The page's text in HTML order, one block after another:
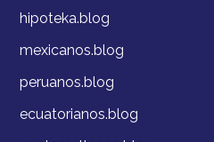
hipoteka.blog
mexicanos.blog
peruanos.blog
ecuatorianos.blog